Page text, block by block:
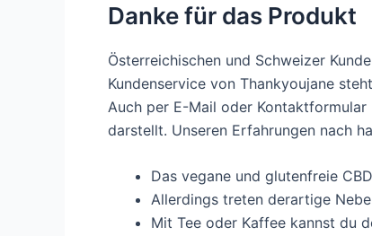
Danke für das Produkt
Österreichischen und Schweizer
Kundenservice von Thankyoujane
Auch per E-Mail oder
darstellt. Unseren Erfahrungen nach
Das vegane und glutenfreie
Allerdings treten derartige
Mit Tee oder Kaffee kannst du